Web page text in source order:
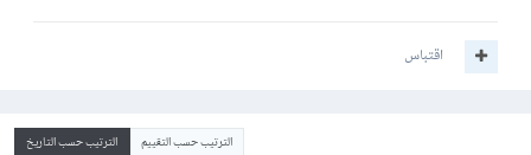
اقتباس
الترتيب حسب التقييم الترتيب حسب التاريخ